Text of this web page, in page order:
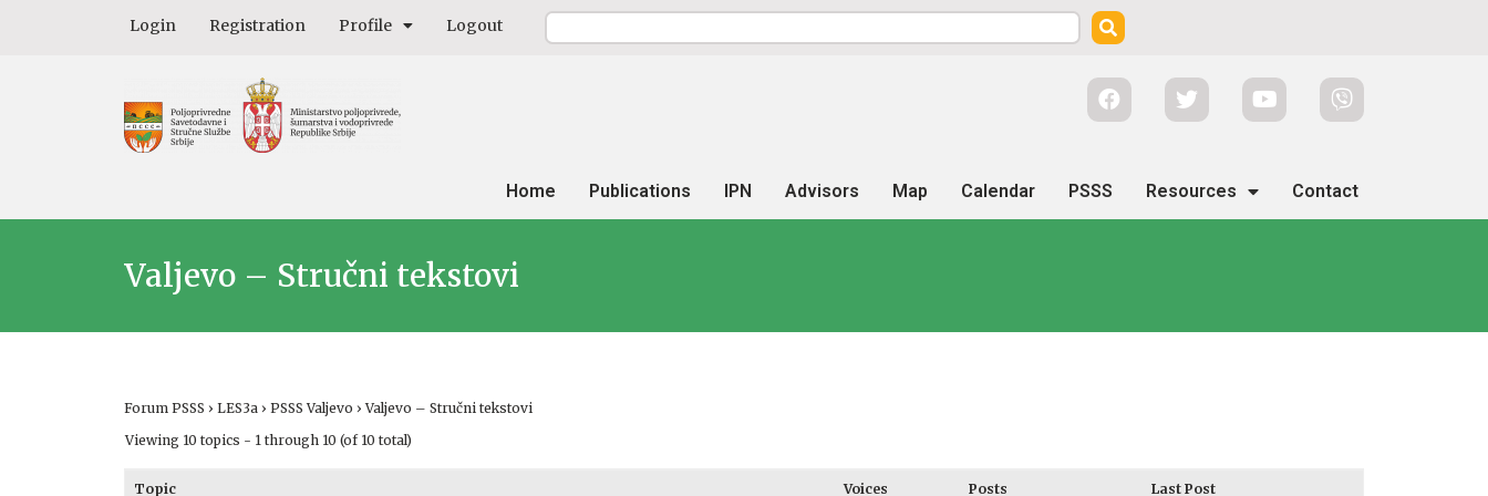
Login Registration Profile Logout
Home Publications IPN Advisors Map Calendar PSSS Resources Contact
Valjevo – Stručni tekstovi
Forum PSSS › LES3a › PSSS Valjevo › Valjevo – Stručni tekstovi
Viewing 10 topics - 1 through 10 (of 10 total)
Topic Voices Posts Last Post